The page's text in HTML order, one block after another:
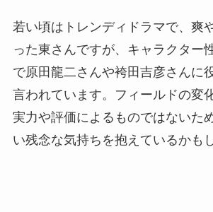
若い頃はトレンディドラマで、爽
った東さんですが、キャラクター
で原田龍二さんや袴田吉彦さんに
言われています。フィールドの変
実力や評価によるものではないた
い残念な気持ちを抱えているかも